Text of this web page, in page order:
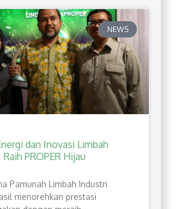
NEWS
dan Inovasi Limbah
Raih PROPER Hijau
Pamunah Limbah Industri
menorehkan prestasi